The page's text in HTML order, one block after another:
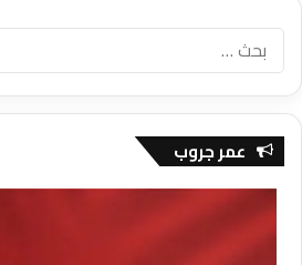
عمر جروب